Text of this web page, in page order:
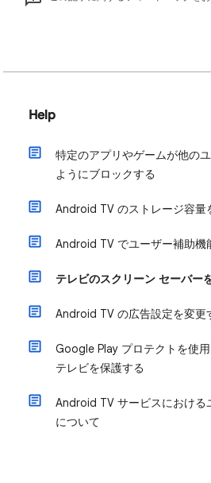
Help
特定のアプリやゲームが他の
ようにブロックする
Android TV のストレージ容量
Android TV でユーザー補助機
テレビのスクリーン セーバー
Android TV の広告設定を変更
Google Play プロテクトを使
テレビを保護する
Android TV サービスにおける
について